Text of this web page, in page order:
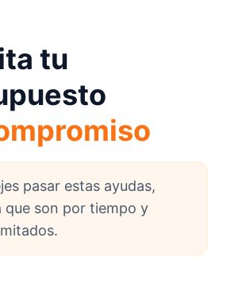
tu
pasar estas ayudas,
que son por tiempo y